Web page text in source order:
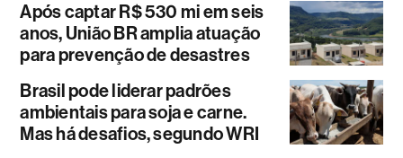
Após captar R$ 530 mi em seis
anos, União BR amplia atuação
para prevenção de desastres
Brasil pode liderar padrões
ambientais para soja e carne.
Mas há desafios, segundo WRI